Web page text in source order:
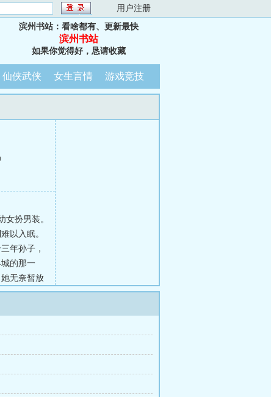
用户注册
滨州书站：看啥都有、更新最快
滨州书站
如果你觉得好，恳请收藏
仙侠武侠 女生言情 游戏竞技
扮男装。
以入眠。
年孙子，
的那一
无奈暂放
将他们拉